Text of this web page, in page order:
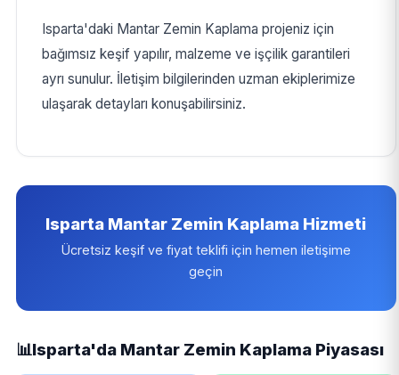
Isparta'daki Mantar Zemin Kaplama projeniz için
bağımsız keşif yapılır, malzeme ve işçilik garantileri
ayrı sunulur. İletişim bilgilerinden uzman ekiplerimize
ulaşarak detayları konuşabilirsiniz.
Isparta Mantar Zemin Kaplama Hizmeti
Ücretsiz keşif ve fiyat teklifi için hemen iletişime
geçin
📊Isparta'da Mantar Zemin Kaplama Piyasası